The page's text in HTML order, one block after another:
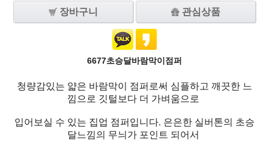
장바구니 관심상품
6677초승달바람막이점퍼
청량감있는 얇은 바람막이 점퍼로써 심플하고 깨끗한 느
낌으로 깃털보다 더 가벼움으로
입어보실 수 있는 집업 점퍼입니다. 은은한 실버톤의 초승
달느낌의 무늬가 포인트 되어서